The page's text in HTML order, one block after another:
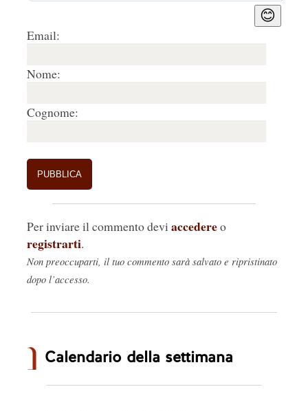
😊
Email:
Nome:
Cognome:
Per inviare il commento devi accedereo
registrarti.
Non preoccuparti, il tuo commento sarà salvato e ripristinato
dopo l’accesso.
Calendario della settimana